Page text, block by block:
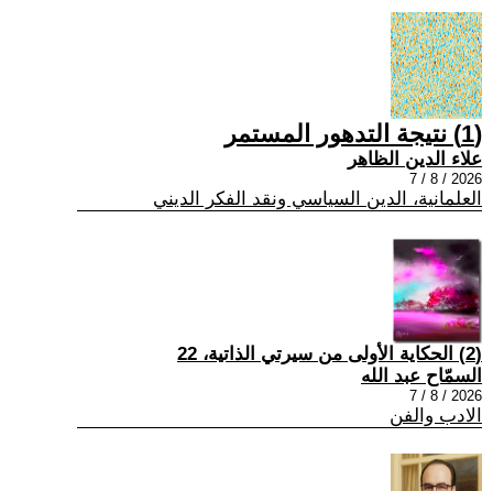
(1) نتيجة التدهور المستمر
علاء الدين الظاهر
2026 / 8 / 7
العلمانية، الدين السياسي ونقد الفكر الديني
(2) الحكاية الأولى من سيرتي الذاتية، 22
السمّاح عبد الله
2026 / 8 / 7
الادب والفن